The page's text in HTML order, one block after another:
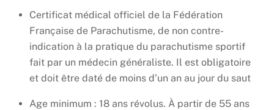
Certificat médical officiel de la Fédération
Française de Parachutisme, de non contre-
indication à la pratique du parachutisme sportif
fait par un médecin généraliste. Il est obligatoire
et doit être daté de moins d’un an au jour du saut
Age minimum : 18 ans révolus. À partir de 55 ans